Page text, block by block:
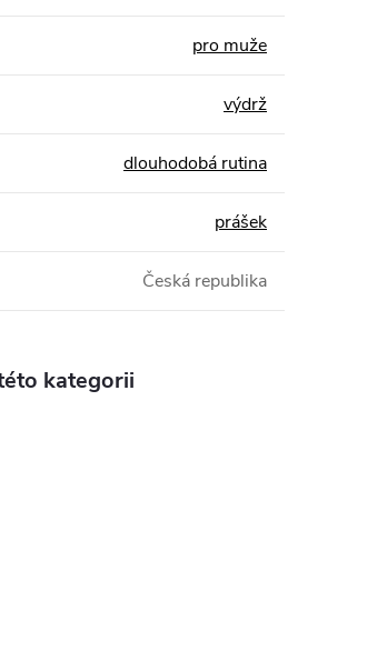
pro muže
výdrž
dlouhodobá rutina
prášek
Česká republika
kategorii